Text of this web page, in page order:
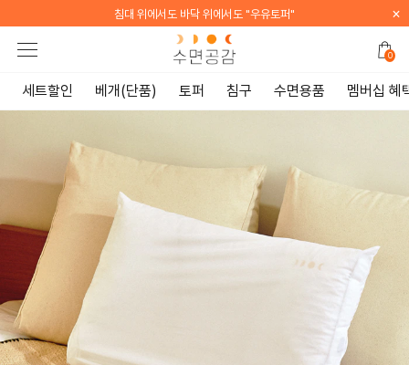
[WELCOME] 지금 가입하면 전 품목 10% 할인 쿠폰 증정 ×
0
세트할인 베개(단품) 토퍼 침구 수면용품 멤버십 혜